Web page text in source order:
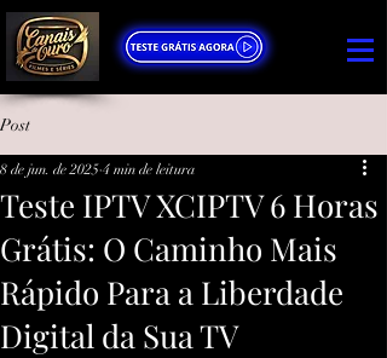
Post
Teste IPTV XCIPTV 6 Horas
Grátis: O Caminho Mais
Rápido Para a Liberdade
Digital da Sua TV
8 de jun. de 2025 4 min de leitura